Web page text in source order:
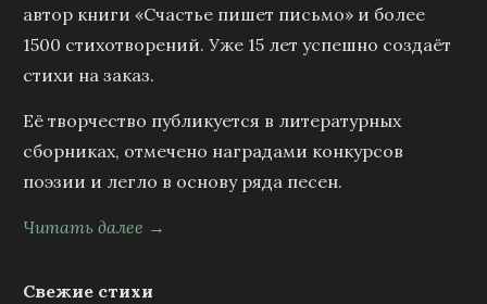
автор книги «Счастье пишет письмо» и более
1500 стихотворений. Уже 15 лет успешно создаёт
стихи на заказ.
Её творчество публикуется в литературных
сборниках, отмечено наградами конкурсов
поэзии и легло в основу ряда песен.
Читать далее →
Свежие стихи